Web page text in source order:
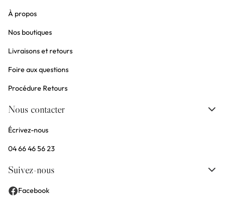
À propos
Nos boutiques
Livraisons et retours
Foire aux questions
Procédure Retours
Nous contacter
Écrivez-nous
04 66 46 56 23
Suivez-nous
Facebook